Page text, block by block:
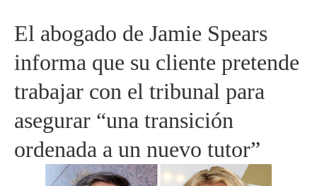
El abogado de Jamie Spears
informa que su cliente pretende
trabajar con el tribunal para
asegurar “una transición
ordenada a un nuevo tutor”